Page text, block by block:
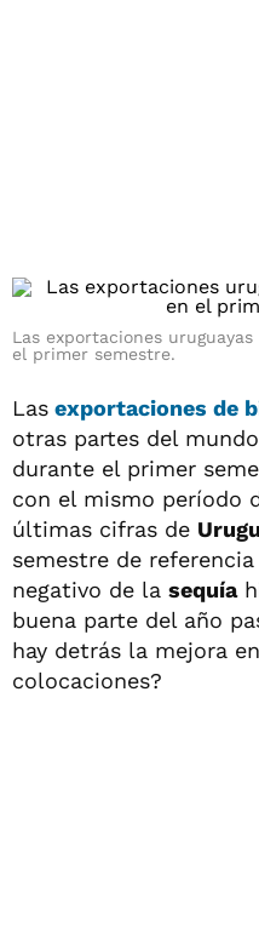
Las exportaciones
el primer semestre.
Las exportaciones de
otras partes del
durante el primer
con el mismo período
últimas cifras de
semestre de
negativo de la sequía
buena parte del año
hay detrás la mejora
colocaciones?